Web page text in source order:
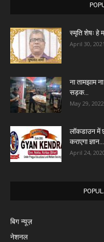
स्मृति शेषः हे
April 30, 2021
ना तामझाम
सड़क...
May 29, 2022
लॉकडाउन में
कराएगा ज्ञान...
April 24,
बिग न्यूज़
नेशनल